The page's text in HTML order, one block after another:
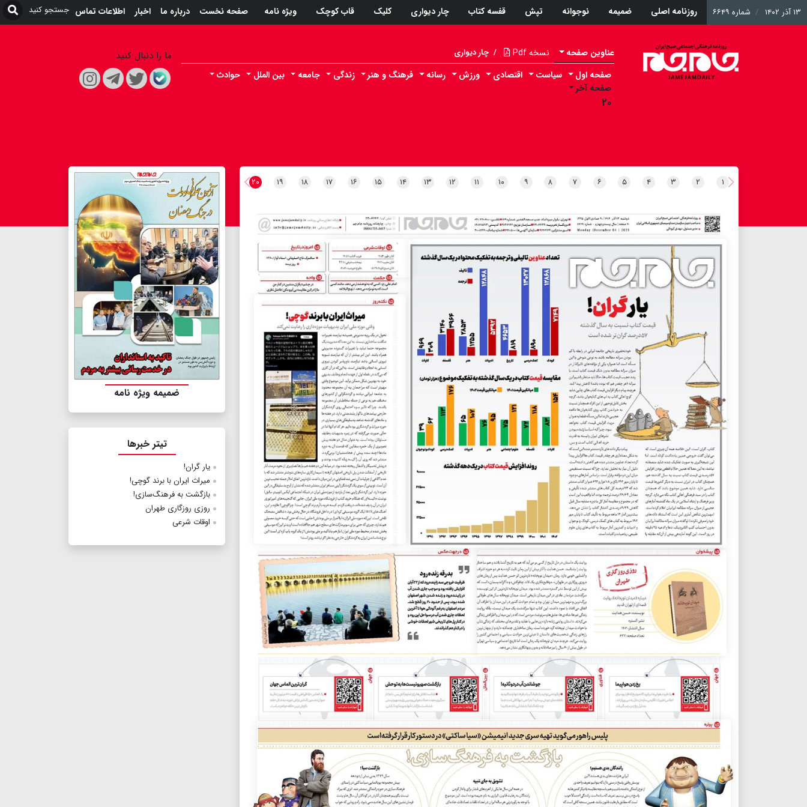
۱۳ آذر ۱۴۰۲ شماره ۶۶۴۹ روزنامه اصلی ضمیمه نوجوانه تپش قفسه کتاب چار دیواری کلیک قاب کوچک ویژه نامه صفحه نخست درباره ما اخبار اطلاعات تماس
عناوین صفحه نسخه Pdf / چار دیواری
صفحه اول سیاست اقتصادی ورزش رسانه فرهنگ و هنر زندگی جامعه بین الملل
حوادث
صفحه آخر
۲۰
ما را دنبال کنید
۱ ۲ ۳ ۴ ۵ ۶ ۷ ۸ ۹ ۱۰ ۱۱ ۱۲ ۱۳ ۱۴ ۱۵ ۱۶ ۱۷ ۱۸ ۱۹ ۲۰
ضمیمه ویژه نامه
تیتر خبرها
یار گران!
میراث ایران با برند گوچی!
بازگشت به فرهنگ‌سازی!
روزی روزگاری طهران
اوقات شرعی